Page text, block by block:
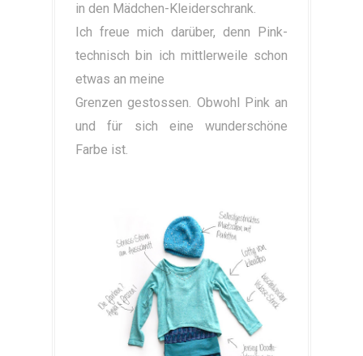
in den Mädchen-Kleiderschrank.
Ich freue mich darüber, denn Pink-
technisch bin ich mittlerweile schon
etwas an meine
Grenzen gestossen. Obwohl Pink an
und für sich eine wunderschöne
Farbe ist.